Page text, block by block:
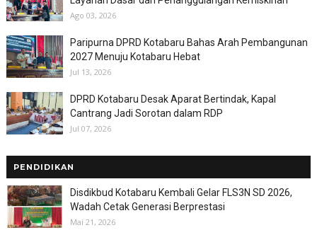
Ago 03, 2026
Paripurna DPRD Kotabaru Bahas Arah Pembangunan
2027 Menuju Kotabaru Hebat
Jul 13, 2026
DPRD Kotabaru Desak Aparat Bertindak, Kapal
Cantrang Jadi Sorotan dalam RDP
Jul 07, 2026
PENDIDIKAN
Disdikbud Kotabaru Kembali Gelar FLS3N SD 2026,
Wadah Cetak Generasi Berprestasi
Mai 21, 2026